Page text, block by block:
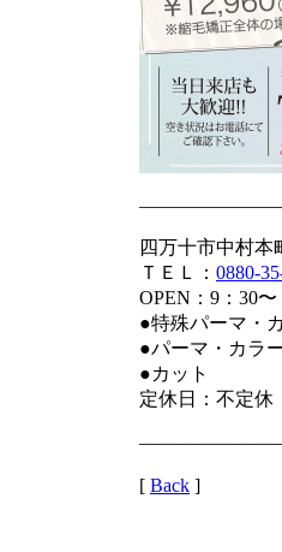
四万十市中村本
ＴＥＬ： 0880-
OPEN：9：30〜
●特殊パーマ
●パーマ・カ
●カット
定休日：不定休
[ Back ]